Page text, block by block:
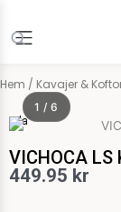
innehåll
Hem / Kavajer &
Vila
1 / 6
VICHOCA LS
449.95 kr